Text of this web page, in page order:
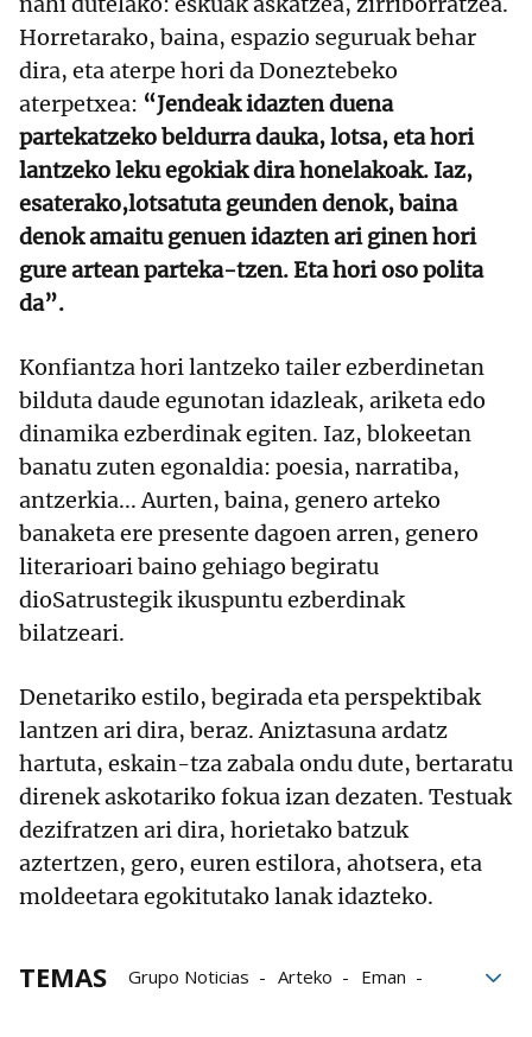
Horretarako, baina, espazio seguruak behar
dira, eta aterpe hori da Doneztebeko
aterpetxea: “Jendeak idazten duena
partekatzeko beldurra dauka, lotsa, eta hori
lantzeko leku egokiak dira honelakoak. Iaz,
esaterako,lotsatuta geunden denok, baina
denok amaitu genuen idazten ari ginen hori
gure artean parteka-tzen. Eta hori oso polita
da”.
Konfiantza hori lantzeko tailer ezberdinetan
bilduta daude egunotan idazleak, ariketa edo
dinamika ezberdinak egiten. Iaz, blokeetan
banatu zuten egonaldia: poesia, narratiba,
antzerkia... Aurten, baina, genero arteko
banaketa ere presente dagoen arren, genero
literarioari baino gehiago begiratu
dioSatrustegik ikuspuntu ezberdinak
bilatzeari.
Denetariko estilo, begirada eta perspektibak
lantzen ari dira, beraz. Aniztasuna ardatz
hartuta, eskain-tza zabala ondu dute, bertaratu
direnek askotariko fokua izan dezaten. Testuak
dezifratzen ari dira, horietako batzuk
aztertzen, gero, euren estilora, ahotsera, eta
moldeetara egokitutako lanak idazteko.
TEMAS Grupo Noticias Arteko
Eman